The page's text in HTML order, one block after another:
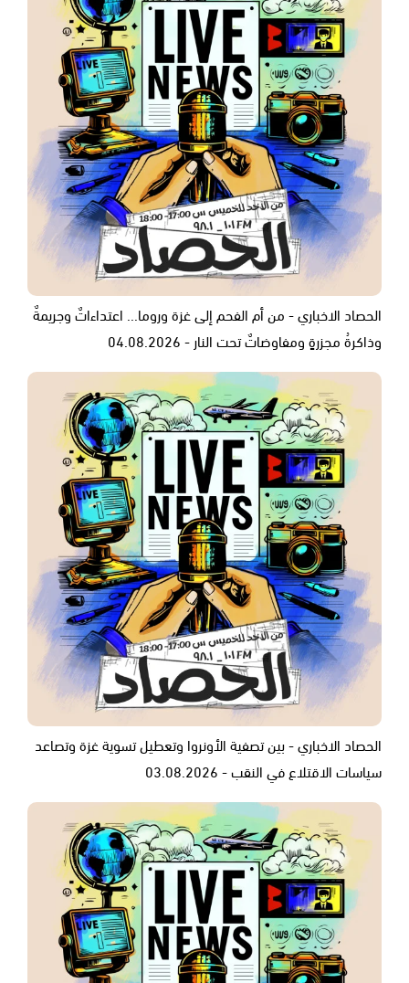
الحصاد الاخباري - من أم الفحم إلى غزة وروما... اعتداءاتٌ وجريمةٌ
وذاكرةُ مجزرةٍ ومفاوضاتٌ تحت النار - 04.08.2026
الحصاد الاخباري - بين تصفية الأونروا وتعطيل تسوية غزة وتصاعد
سياسات الاقتلاع في النقب - 03.08.2026